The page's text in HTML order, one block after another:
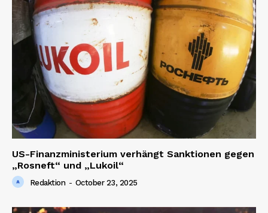
About us
Contact us
US-Finanzministerium verhängt Sanktionen gegen
„Rosneft“ und „Lukoil“
Redaktion - October 23, 2025